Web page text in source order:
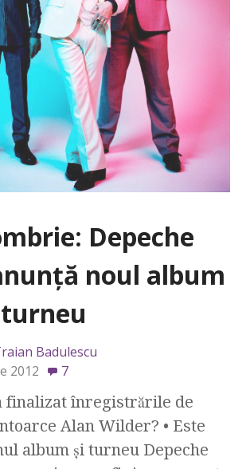
Depeche
noul album
Badulescu
2012
7
finalizat înregistrările de
Alan Wilder? • Este
album şi turneu Depeche